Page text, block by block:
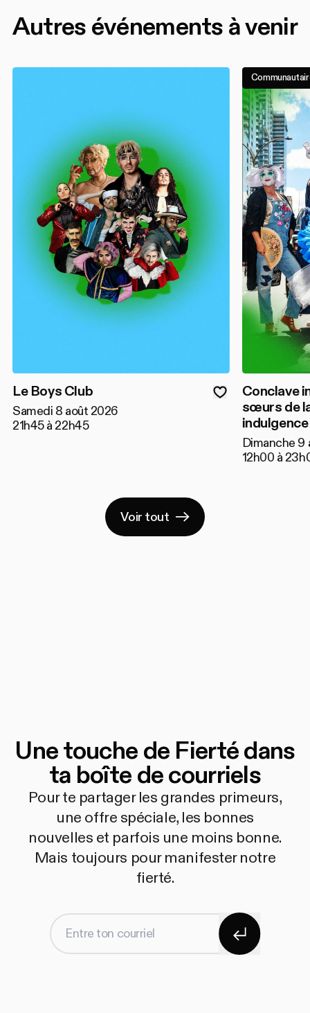
Autres événements à venir
Le Boys Club
Samedi 8 août 2026
21h45 à 22h45
Conclave
sœurs de
indulgence
Dimanche 9
12h00 à
Voir tout
Une touche de Fierté dans
ta boîte de courriels
Pour te partager les grandes primeurs,
une offre spéciale, les bonnes
nouvelles et parfois une moins bonne.
Mais toujours pour manifester notre
fierté.
Entre ton courriel S'abonner